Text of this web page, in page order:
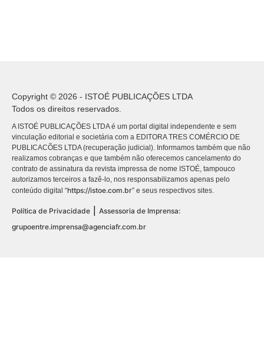
Copyright © 2026 - ISTOÉ PUBLICAÇÕES LTDA
Todos os direitos reservados.
A ISTOÉ PUBLICAÇÕES LTDA é um portal digital independente e sem
vinculação editorial e societária com a EDITORA TRES COMÉRCIO DE
PUBLICACÕES LTDA (recuperação judicial). Informamos também que não
realizamos cobranças e que também não oferecemos cancelamento do
contrato de assinatura da revista impressa de nome ISTOÉ, tampouco
autorizamos terceiros a fazê-lo, nos responsabilizamos apenas pelo
conteúdo digital “https://istoe.com.br” e seus respectivos sites.
Política de Privacidade
Assessoria de Imprensa:
grupoentre.imprensa@agenciafr.com.br